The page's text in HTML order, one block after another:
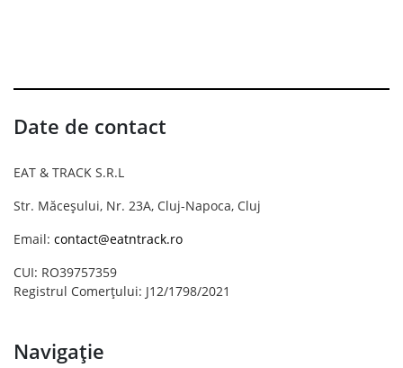
Date de contact
EAT & TRACK S.R.L
Str. Măceșului, Nr. 23A, Cluj-Napoca, Cluj
Email: contact@eatntrack.ro
CUI: RO39757359
Registrul Comerțului: J12/1798/2021
Navigație